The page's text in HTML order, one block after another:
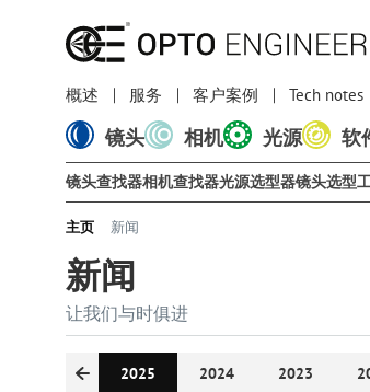
概述 服务 客户案例 Tech notes
镜头 相机 光源 软
镜头查找器相机查找器光源选型器镜头选型
主页 新闻
新闻
让我们与时俱进
2026 2025 2024 2023